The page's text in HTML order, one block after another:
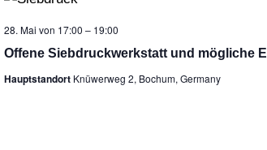
Offene Siebdruckwerkstatt und mögliche
28. Mai von 17:00 – 19:00
Hauptstandort Knüwerweg 2, Bochum, Germany